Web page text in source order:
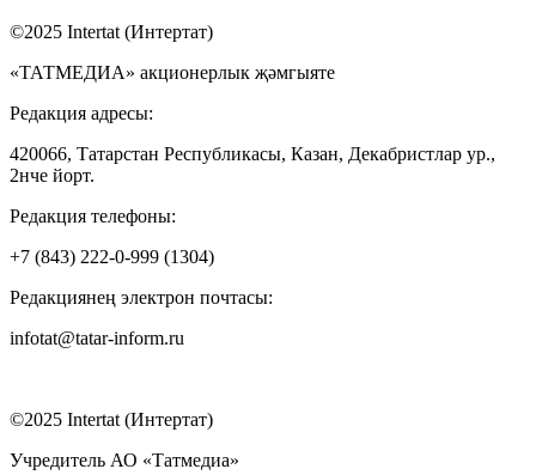
©2025 Intertat (Интертат)
«ТАТМЕДИА» акционерлык җәмгыяте
Редакция адресы:
420066, Татарстан Республикасы, Казан, Декабристлар ур.,
2нче йорт.
Редакция телефоны:
+7 (843) 222-0-999 (1304)
Редакциянең электрон почтасы:
infotat@tatar-inform.ru
©2025 Intertat (Интертат)
Учредитель АО «Татмедиа»